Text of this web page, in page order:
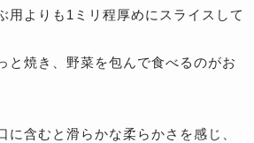
用よりも1ミリ程厚めにスライスして
と焼き、野菜を包んで食べるのがお
に含むと滑らかな柔らかさを感じ、